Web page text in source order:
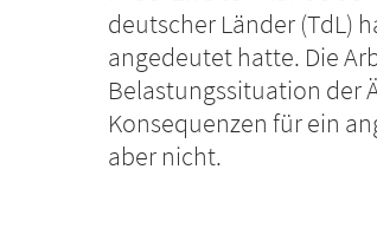
deutscher Länder (TdL)
angedeutet hatte. Die
Belastungssituation der
Konsequenzen für ein
aber nicht.